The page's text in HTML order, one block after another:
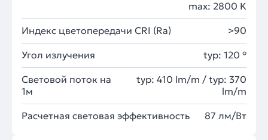
max: 2800 K
Индекс цветопередачи CRI (Ra) >90
Угол излучения typ: 120 °
Световой поток на
1м
typ: 410 lm/m / typ: 370
lm/m
Расчетная световая эффективность 87 лм/Вт